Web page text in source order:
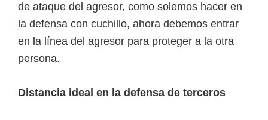
de ataque del agresor, como solemos hacer en
la defensa con cuchillo, ahora debemos entrar
en la línea del agresor para proteger a la otra
persona.
Distancia ideal en la defensa de terceros